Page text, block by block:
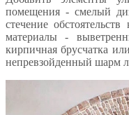
помещения - смелый
стечение
материалы -
кирпичная брусчатка
непревзойденный шарм